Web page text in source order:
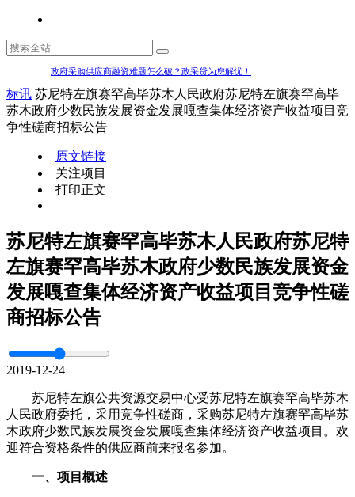
政府采购供应商融资难题怎么破？政采贷为您解忧！
标讯 苏尼特左旗赛罕高毕苏木人民政府苏尼特左旗赛罕高毕
苏木政府少数民族发展资金发展嘎查集体经济资产收益项目竞
争性磋商招标公告
原文链接
关注项目
打印正文
苏尼特左旗赛罕高毕苏木人民政府苏尼特
左旗赛罕高毕苏木政府少数民族发展资金
发展嘎查集体经济资产收益项目竞争性磋
商招标公告
2019-12-24
苏尼特左旗公共资源交易中心受苏尼特左旗赛罕高毕苏木
人民政府委托，采用竞争性磋商，采购苏尼特左旗赛罕高毕苏
木政府少数民族发展资金发展嘎查集体经济资产收益项目。欢
迎符合资格条件的供应商前来报名参加。
一、项目概述